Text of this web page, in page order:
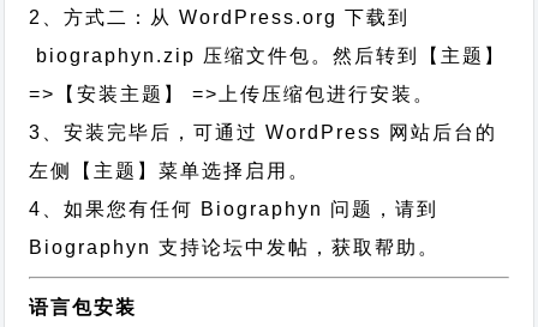
2、方式二：从 WordPress.org 下载到
biographyn.zip 压缩文件包。然后转到【主题】
=>【安装主题】 =>上传压缩包进行安装。
3、安装完毕后，可通过 WordPress 网站后台的
左侧【主题】菜单选择启用。
4、如果您有任何 Biographyn 问题，请到
Biographyn 支持论坛中发帖，获取帮助。
语言包安装